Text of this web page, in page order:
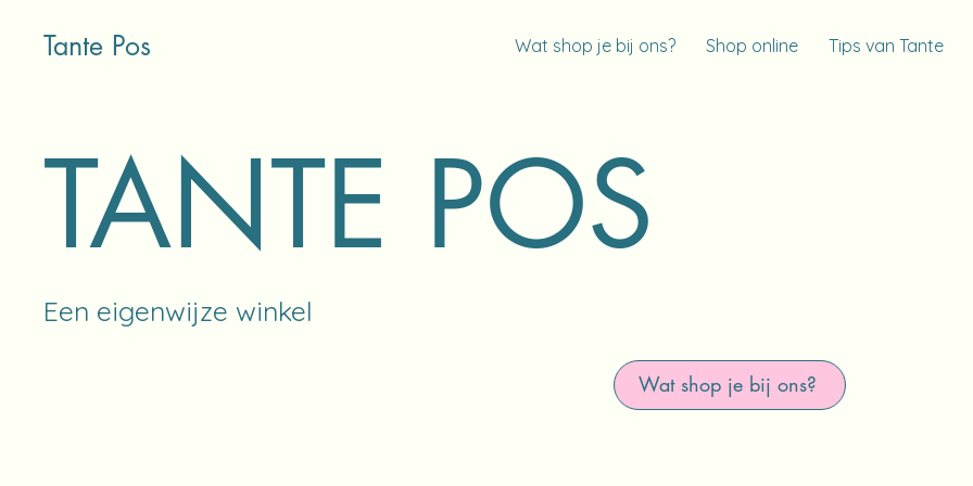
Tante Pos Wat shop je bij ons? Shop online Tips van Tante
TANTE POS
Een eigenwijze winkel
Wat shop je bij ons?